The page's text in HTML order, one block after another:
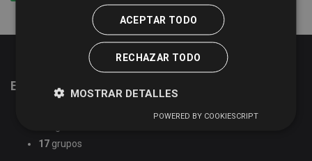
Estadísticas del portal de datos abiertos
17 grupos
ACEPTAR TODO
RECHAZAR TODO
MOSTRAR DETALLES
POWERED BY COOKIESCRIPT